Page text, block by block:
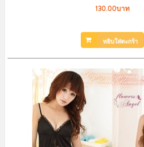
130.00บาท
หยิบใส่ตะกร้า